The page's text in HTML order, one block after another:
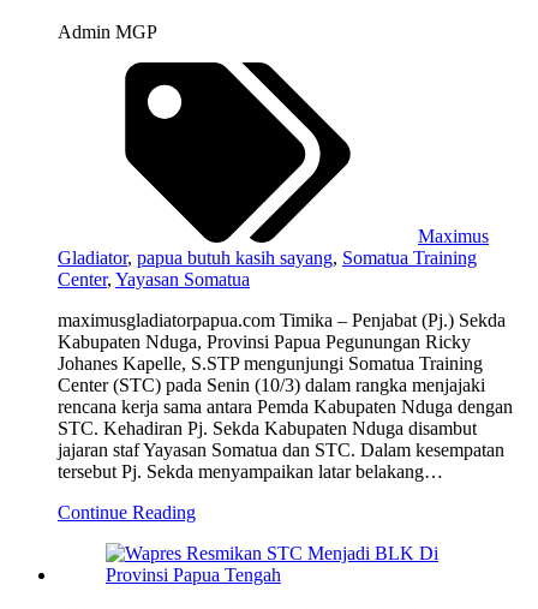
Admin MGP
Maximus
Gladiator, papua butuh kasih sayang, Somatua Training
Center, Yayasan Somatua
maximusgladiatorpapua.com Timika – Penjabat (Pj.) Sekda
Kabupaten Nduga, Provinsi Papua Pegunungan Ricky
Johanes Kapelle, S.STP mengunjungi Somatua Training
Center (STC) pada Senin (10/3) dalam rangka menjajaki
rencana kerja sama antara Pemda Kabupaten Nduga dengan
STC. Kehadiran Pj. Sekda Kabupaten Nduga disambut
jajaran staf Yayasan Somatua dan STC. Dalam kesempatan
tersebut Pj. Sekda menyampaikan latar belakang…
Continue Reading